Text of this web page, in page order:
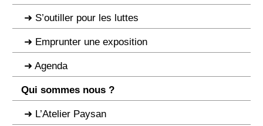
S’outiller pour les luttes
Emprunter une exposition
Agenda
Qui sommes nous ?
L’Atelier Paysan